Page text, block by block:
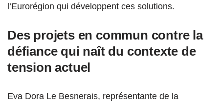
l’Eurorégion qui développent ces solutions.
Des projets en commun contre la
défiance qui naît du contexte de
tension actuel
Eva Dora Le Besnerais, représentante de la